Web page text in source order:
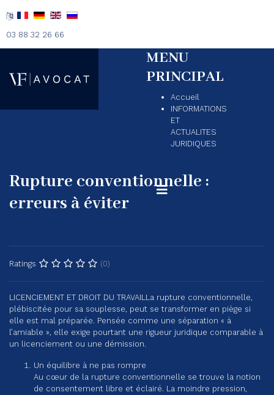
03 88 32 26 66
MENU
PRINCIPAL
Accueil
INFORMATIONS
ET
ACTUALITES
JURIDIQUES
Rupture conventionnelle :
erreurs à éviter
Ratings (0)
LICENCIEMENT ET DROIT DU TRAVAILLa rupture conventionnelle,
plébiscitée pour sa souplesse, peut se transformer en piège si
elle est mal préparée. Pensée comme une séparation « à
l’amiable », elle exige pourtant une rigueur juridique comparable à
un licenciement ou une démission.
Un équilibre à ne pas rompre
Au cœur de la rupture conventionnelle se trouve la notion
de consentement libre et éclairé. La moindre pression,